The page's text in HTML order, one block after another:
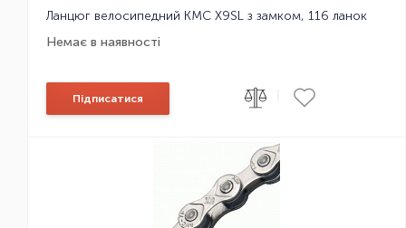
Ланцюг велосипедний KMC X9SL з замком, 116 ланок
Немає в наявності
Підписатися